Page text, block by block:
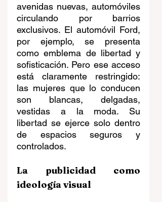
avenidas nuevas, automóviles
circulando por barrios
exclusivos. El automóvil Ford,
por ejemplo, se presenta
como emblema de libertad y
sofisticación. Pero ese acceso
está claramente restringido:
las mujeres que lo conducen
son blancas, delgadas,
vestidas a la moda. Su
libertad se ejerce solo dentro
de espacios seguros y
controlados.
La publicidad como
ideología visual